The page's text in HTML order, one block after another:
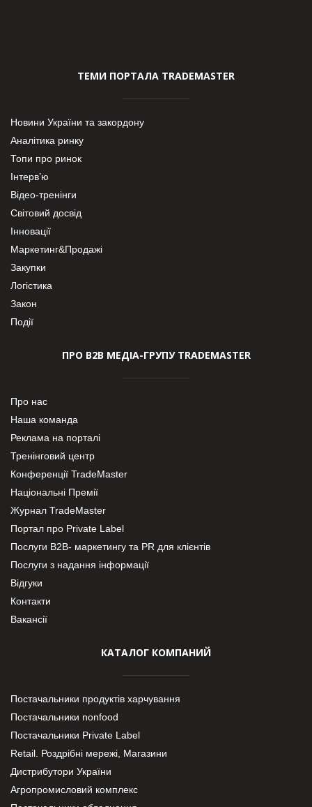
ТЕМИ ПОРТАЛА TRADEMASTER
Новини України та закордону
Аналітика ринку
Топи про ринок
Інтерв’ю
Відео-тренінги
Світовий досвід
Інновації
Маркетинг&Продажі
Закупки
Логістика
Закон
Події
ПРО В2В МЕДІА-ГРУПУ TRADEMASTER
Про нас
Наша команда
Реклама на порталі
Тренінговий центр
Конференції TradeMaster
Національні Премії
Журнал TradeMaster
Портал про Private Label
Послуги В2В- маркетингу та PR для клієнтів
Послуги з надання інформації
Відгуки
Контакти
Вакансії
КАТАЛОГ КОМПАНИЙ
Постачальники продуктів харчування
Постачальники nonfood
Постачальники Private Label
Retail. Роздрібні мережі, Магазини
Дистрибутори України
Агропромисловий комплекс